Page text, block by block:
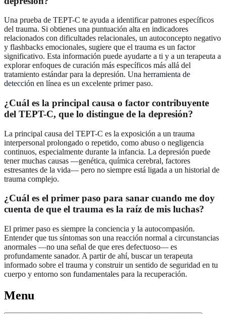
Una prueba de TEPT-C te ayuda a identificar patrones específicos
del trauma. Si obtienes una puntuación alta en indicadores
relacionados con dificultades relacionales, un autoconcepto negativo
y flashbacks emocionales, sugiere que el trauma es un factor
significativo. Esta información puede ayudarte a ti y a un terapeuta a
explorar enfoques de curación más específicos más allá del
tratamiento estándar para la depresión. Una herramienta de
detección en línea es un excelente primer paso.
¿Cuál es la principal causa o factor contribuyente
del TEPT-C, que lo distingue de la depresión?
La principal causa del TEPT-C es la exposición a un trauma
interpersonal prolongado o repetido, como abuso o negligencia
continuos, especialmente durante la infancia. La depresión puede
tener muchas causas —genética, química cerebral, factores
estresantes de la vida— pero no siempre está ligada a un historial de
trauma complejo.
¿Cuál es el primer paso para sanar cuando me doy
cuenta de que el trauma es la raíz de mis luchas?
El primer paso es siempre la conciencia y la autocompasión.
Entender que tus síntomas son una reacción normal a circunstancias
anormales —no una señal de que eres defectuoso— es
profundamente sanador. A partir de ahí, buscar un terapeuta
informado sobre el trauma y construir un sentido de seguridad en tu
cuerpo y entorno son fundamentales para la recuperación.
Menu